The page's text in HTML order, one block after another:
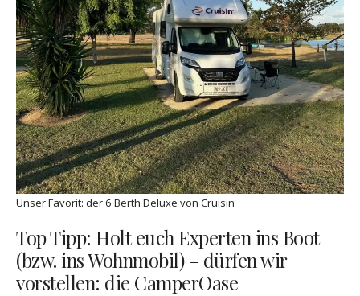
Unser Favorit: der 6 Berth Deluxe von Cruisin
Top Tipp: Holt euch Experten ins Boot
(bzw. ins Wohnmobil) – dürfen wir
vorstellen: die CamperOase